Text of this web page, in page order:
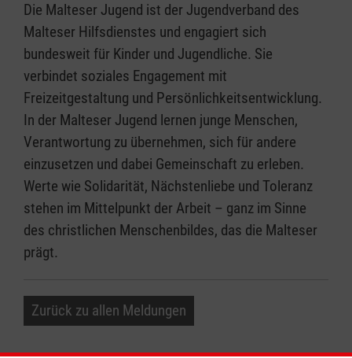
Die Malteser Jugend ist der Jugendverband des
Malteser Hilfsdienstes und engagiert sich
bundesweit für Kinder und Jugendliche. Sie
verbindet soziales Engagement mit
Freizeitgestaltung und Persönlichkeitsentwicklung.
In der Malteser Jugend lernen junge Menschen,
Verantwortung zu übernehmen, sich für andere
einzusetzen und dabei Gemeinschaft zu erleben.
Werte wie Solidarität, Nächstenliebe und Toleranz
stehen im Mittelpunkt der Arbeit – ganz im Sinne
des christlichen Menschenbildes, das die Malteser
prägt.
Zurück zu allen Meldungen